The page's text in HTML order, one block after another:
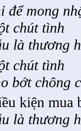
để mong
chút tình
là thương
chút tình
bớt chông
kiện mua
là thương